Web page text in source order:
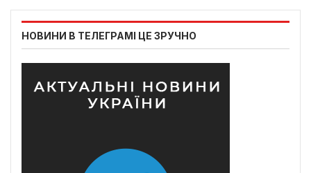
НОВИНИ В ТЕЛЕГРАМІ ЦЕ ЗРУЧНО